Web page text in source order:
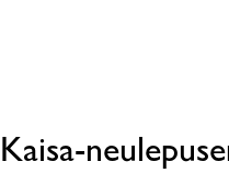
Kaisa-